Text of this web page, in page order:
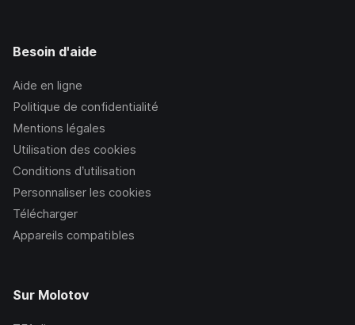
Besoin d'aide
Aide en ligne
Politique de confidentialité
Mentions légales
Utilisation des cookies
Conditions d’utilisation
Personnaliser les cookies
Télécharger
Appareils compatibles
Sur Molotov